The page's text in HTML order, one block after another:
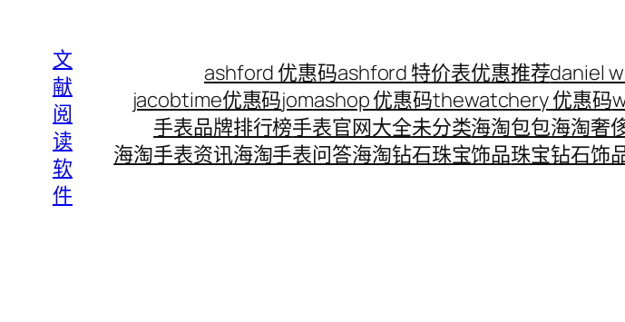
content
文
献
阅
读
软
件
ashford 优惠码ashford 特价表优惠推荐daniel
jacobtime优惠码jomashop 优惠码thewatchery 优惠码
手表品牌排行榜手表官网大全未分类海淘包包海淘奢
海淘手表资讯海淘手表问答海淘钻石珠宝饰品珠宝钻石饰